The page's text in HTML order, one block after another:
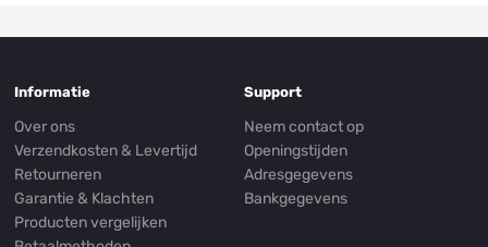
Informatie
Over ons
Verzendkosten & Levertijd
Retourneren
Garantie & Klachten
Producten vergelijken
Support
Neem contact op
Openingstijden
Adresgegevens
Bankgegevens